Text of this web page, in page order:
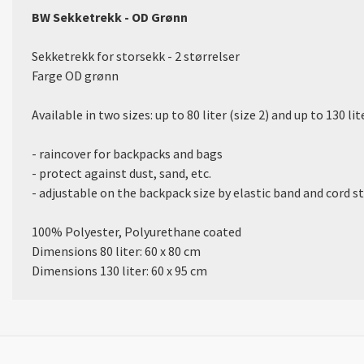
BW Sekketrekk - OD Grønn
Sekketrekk for storsekk - 2 størrelser
Farge OD grønn
Available in two sizes: up to 80 liter (size 2) and up to 130
- raincover for backpacks and bags
- protect against dust, sand, etc.
- adjustable on the backpack size by elastic band and cord
100% Polyester, Polyurethane coated
Dimensions 80 liter: 60 x 80 cm
Dimensions 130 liter: 60 x 95 cm